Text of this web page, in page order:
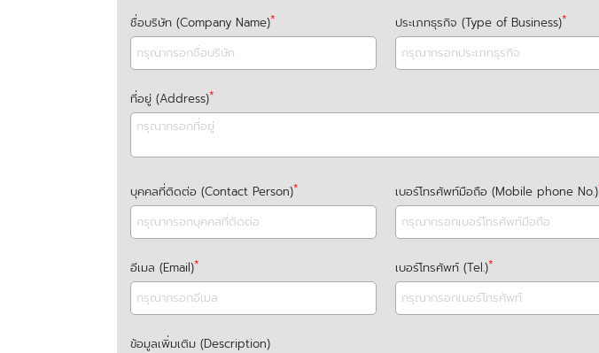
ชื่อบริษัท (Company Name) ประเภทธุรกิจ (Type of Business)
ที่อยู่ (Address)
บุคคลที่ติดต่อ (Contact Person) เบอร์โทรศัพท์มือถือ (Mobile phone No.)
อีเมล (Email) เบอร์โทรศัพท์ (Tel.)
ข้อมูลเพิ่มเติม (Description)